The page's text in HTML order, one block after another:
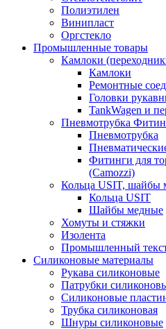
Полиэтилен
Винипласт
Оргстекло
Промышленные товары
Камлоки
Камлоки
Ремонтные
Головки
TankWagen и
Пневмотрубка
Пневмотрубка
Фитинги для
(Camozzi)
Кольца USIT, шайбы
Кольца USIT
Шайбы медные
Хомуты и стяжки
Изолента
Промышленный
Силиконовые материалы
Рукава силиконовые
Патрубки
Силиконовые
Трубка силиконовая
Шнуры силиконовые